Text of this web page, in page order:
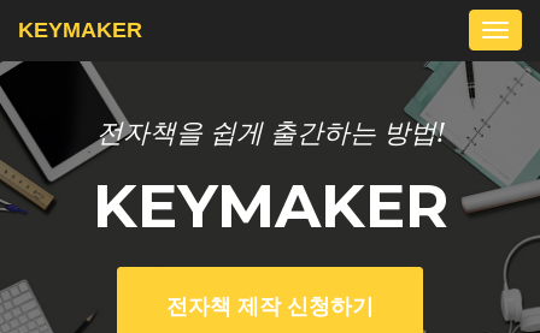
KEYMAKER
전자책을 쉽게 출간하는 방법!
KEYMAKER
전자책 제작 신청하기